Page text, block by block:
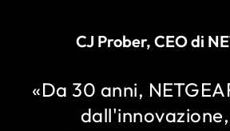
CJ Prober, CEO di
«Da 30 anni,